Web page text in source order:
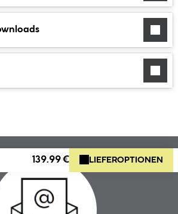
139.99 € LIEFEROPTIONEN